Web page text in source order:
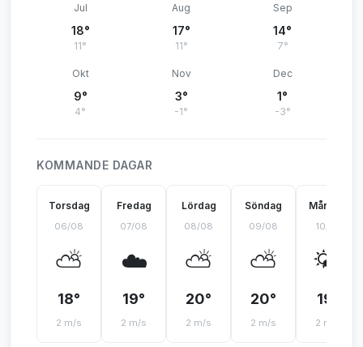
Jul
18°
11°
Aug
17°
11°
Sep
14°
7°
Okt
9°
4°
Nov
3°
-1°
Dec
1°
-3°
KOMMANDE DAGAR
Torsdag
06/08
⛅
18°
2 m/s
Fredag
07/08
☁️
19°
2 m/s
Lördag
08/08
⛅
20°
2 m/s
Söndag
09/08
⛅
20°
2 m/s
Måndag
10/08
🌤️
19°
2 m/s